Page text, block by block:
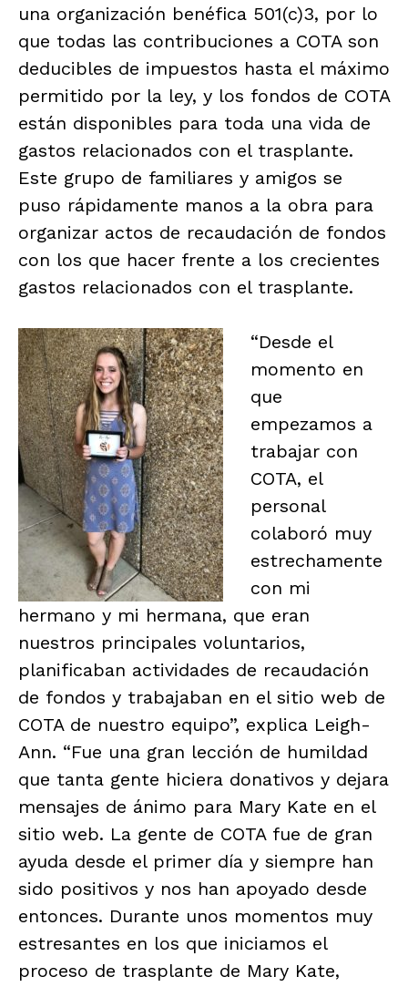
una organización benéfica 501(c)3, por lo
que todas las contribuciones a COTA son
deducibles de impuestos hasta el máximo
permitido por la ley, y los fondos de COTA
están disponibles para toda una vida de
gastos relacionados con el trasplante.
Este grupo de familiares y amigos se
puso rápidamente manos a la obra para
organizar actos de recaudación de fondos
con los que hacer frente a los crecientes
gastos relacionados con el trasplante.
“Desde el
momento en
que
empezamos a
trabajar con
COTA, el
personal
colaboró muy
estrechamente
con mi
hermano y mi hermana, que eran
nuestros principales voluntarios,
planificaban actividades de recaudación
de fondos y trabajaban en el sitio web de
COTA de nuestro equipo”, explica Leigh-
Ann. “Fue una gran lección de humildad
que tanta gente hiciera donativos y dejara
mensajes de ánimo para Mary Kate en el
sitio web. La gente de COTA fue de gran
ayuda desde el primer día y siempre han
sido positivos y nos han apoyado desde
entonces. Durante unos momentos muy
estresantes en los que iniciamos el
proceso de trasplante de Mary Kate,